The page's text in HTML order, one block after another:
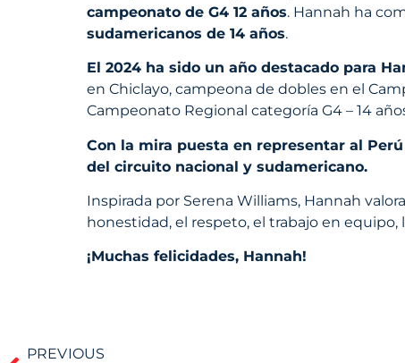
campeonato de G4 12 años. Hannah ha
sudamericanos de 14 años.
El 2024 ha sido un año destacado para
en Chiclayo, campeona de dobles en el
Campeonato Regional categoría G4 – 14
Con la mira puesta en representar al
del circuito nacional y sudamericano.
Inspirada por Serena Williams, Hannah
honestidad, el respeto, el trabajo en equipo,
¡Muchas felicidades, Hannah!
PREVIOUS